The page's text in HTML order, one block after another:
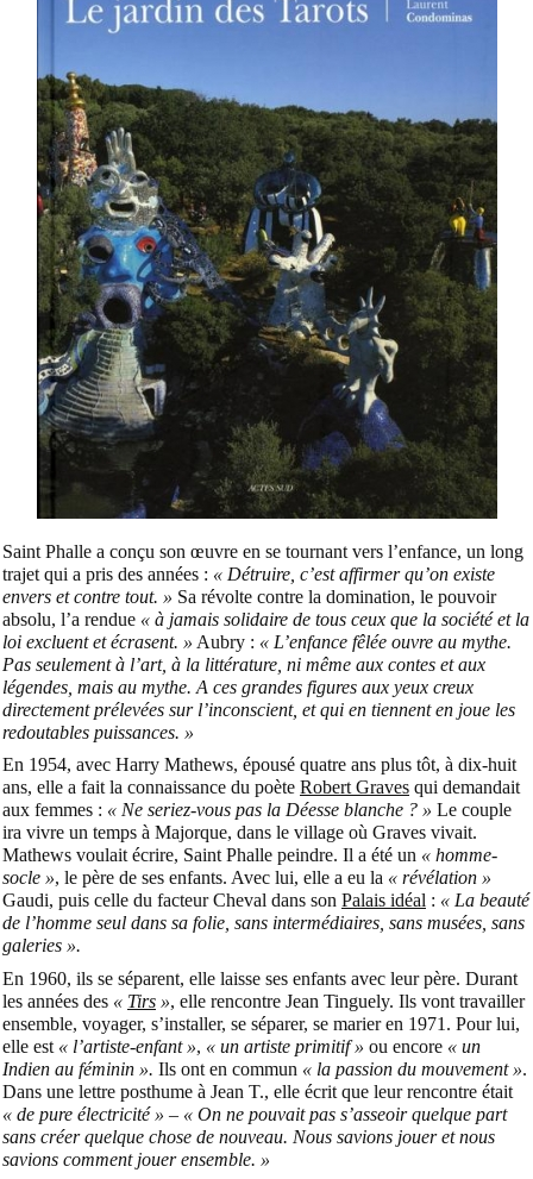
Saint Phalle a conçu son œuvre en se tournant vers l’enfance, un long
trajet qui a pris des années : « Détruire, c’est affirmer qu’on existe
envers et contre tout. » Sa révolte contre la domination, le pouvoir
absolu, l’a rendue « à jamais solidaire de tous ceux que la société et la
loi excluent et écrasent. » Aubry : « L’enfance fêlée ouvre au mythe.
Pas seulement à l’art, à la littérature, ni même aux contes et aux
légendes, mais au mythe. A ces grandes figures aux yeux creux
directement prélevées sur l’inconscient, et qui en tiennent en joue les
redoutables puissances. »
En 1954, avec Harry Mathews, épousé quatre ans plus tôt, à dix-huit
ans, elle a fait la connaissance du poète Robert Graves qui demandait
aux femmes : « Ne seriez-vous pas la Déesse blanche ? » Le couple
ira vivre un temps à Majorque, dans le village où Graves vivait.
Mathews voulait écrire, Saint Phalle peindre. Il a été un « homme-
socle », le père de ses enfants. Avec lui, elle a eu la « révélation »
Gaudi, puis celle du facteur Cheval dans son Palais idéal : « La beauté
de l’homme seul dans sa folie, sans intermédiaires, sans musées, sans
galeries ».
En 1960, ils se séparent, elle laisse ses enfants avec leur père. Durant
les années des « Tirs », elle rencontre Jean Tinguely. Ils vont travailler
ensemble, voyager, s’installer, se séparer, se marier en 1971. Pour lui,
elle est « l’artiste-enfant », « un artiste primitif » ou encore « un
Indien au féminin ». Ils ont en commun « la passion du mouvement ».
Dans une lettre posthume à Jean T., elle écrit que leur rencontre était
« de pure électricité » – « On ne pouvait pas s’asseoir quelque part
sans créer quelque chose de nouveau. Nous savions jouer et nous
savions comment jouer ensemble. »